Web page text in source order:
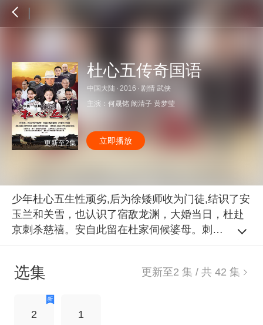
更新至2集
杜心五传奇国语
中国大陆 · 2016 · 剧情 武侠
主演： 何晟铭 阚清子 黄梦莹
立即播放
少年杜心五生性顽劣,后为徐矮师收为门徒,结识了安
玉兰和关雪，也认识了宿敌龙渊，大婚当日，杜赴
京刺杀慈禧。安自此留在杜家伺候婆母。刺杀失败
人，关雪和杜互生情愫。龙渊一路追到日本，和山
等人学成归国。杜内心愧对安，却还是放不下关
雪。龙渊用计让杜参加国术比赛，导致杜受伤，在
更新至2 集 / 共42 集
选集
2 1